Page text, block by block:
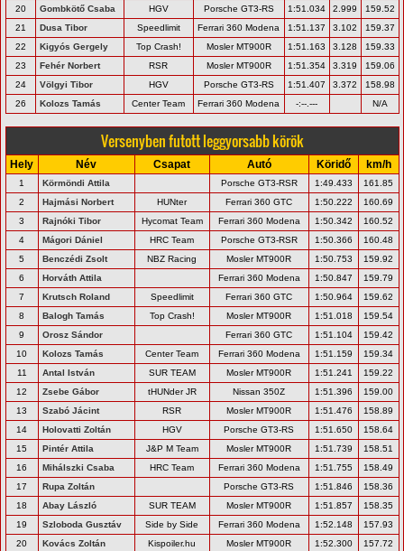
20
Gombkötő Csaba HGV Porsche GT3-RS 1:51.034 2.999
159.52
21
Dusa Tibor Speedlimit Ferrari 360 Modena 1:51.137 3.102
159.37
22
Kigyós Gergely Top Crash! Mosler MT900R 1:51.163 3.128
159.33
23
Fehér Norbert RSR Mosler MT900R 1:51.354 3.319
159.06
24
Völgyi Tibor HGV Porsche GT3-RS 1:51.407 3.372
158.98
26
Kolozs Tamás Center Team Ferrari 360 Modena -:--.--- N/A
Versenyben futott leggyorsabb körök
Hely Név Csapat Autó Köridő km/h
1 Körmöndi Attila Porsche GT3-RSR 1:49.433
161.85
2
Hajmási Norbert HUNter Ferrari 360 GTC 1:50.222
160.69
3
Rajnóki Tibor Hycomat Team Ferrari 360 Modena 1:50.342
160.52
4
Mágori Dániel HRC Team Porsche GT3-RSR 1:50.366
160.48
5
Benczédi Zsolt NBZ Racing Mosler MT900R 1:50.753
159.92
6
Horváth Attila Ferrari 360 Modena 1:50.847
159.79
7
Krutsch Roland Speedlimit Ferrari 360 GTC 1:50.964
159.62
8
Balogh Tamás Top Crash! Mosler MT900R 1:51.018
159.54
9
Orosz Sándor Ferrari 360 GTC 1:51.104
159.42
10
Kolozs Tamás Center Team Ferrari 360 Modena 1:51.159
159.34
11
Antal István SUR TEAM Mosler MT900R 1:51.241
159.22
12
Zsebe Gábor tHUNder JR Nissan 350Z 1:51.396
159.00
13
Szabó Jácint RSR Mosler MT900R 1:51.476
158.89
14
Holovatti Zoltán HGV Porsche GT3-RS 1:51.650
158.64
15
Pintér Attila J&P M Team Mosler MT900R 1:51.739
158.51
16
Mihálszki Csaba HRC Team Ferrari 360 Modena 1:51.755
158.49
17
Rupa Zoltán Porsche GT3-RS 1:51.846
158.36
18
Abay László SUR TEAM Mosler MT900R 1:51.857
158.35
19
Szloboda Gusztáv Side by Side Ferrari 360 Modena 1:52.148
157.93
20
Kovács Zoltán Kispoiler.hu Mosler MT900R 1:52.300
157.72